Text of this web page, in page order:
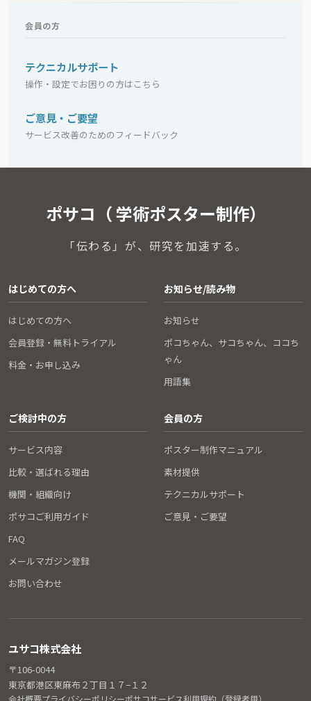
会員の方
テクニカルサポート
操作・設定でお困りの方はこちら
ご意見・ご要望
サービス改善のためのフィードバック
ポサコ（ 学術ポスター制作）
「伝わる」が、研究を加速する。
はじめての方へ
はじめての方へ
会員登録・無料トライアル
料金・お申し込み
お知らせ/読み物
お知らせ
ポコちゃん、サコちゃん、ココち
ゃん
用語集
ご検討中の方
サービス内容
比較・選ばれる理由
機関・組織向け
ポサコご利用ガイド
FAQ
メールマガジン登録
お問い合わせ
会員の方
ポスター制作マニュアル
素材提供
テクニカルサポート
ご意見・ご要望
ユサコ株式会社
〒106-0044
東京都港区東麻布２丁目１７−１２